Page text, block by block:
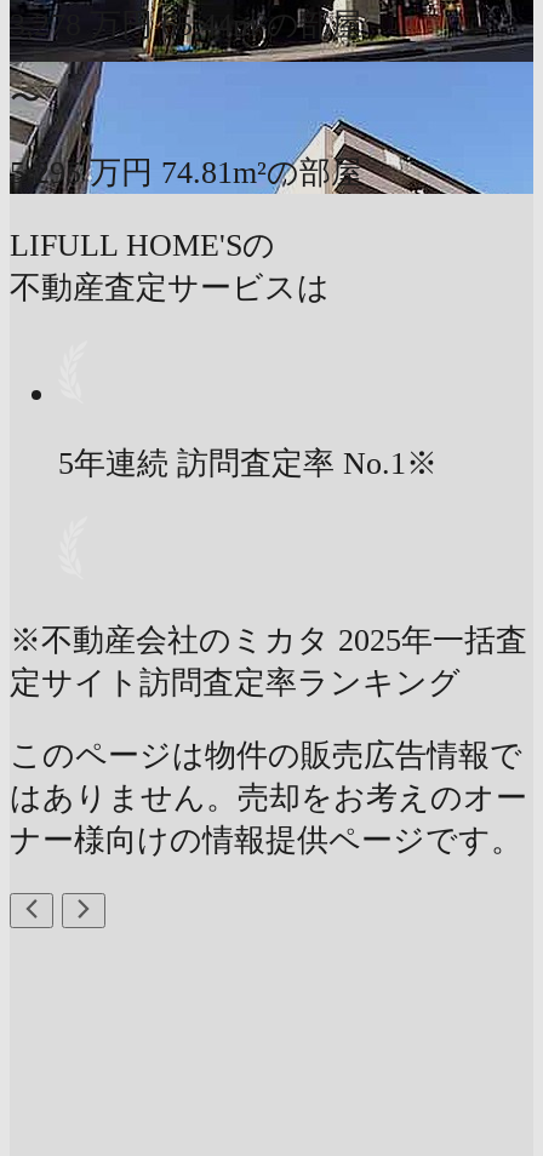
3,278 万円 65.44m²の部屋
〜
5,295 万円 74.81m²の部屋
LIFULL HOME'Sの
不動産査定サービスは
5年連続 訪問査定率 No.1※
※不動産会社のミカタ 2025年一括査
定サイト訪問査定率ランキング
このページは物件の販売広告情報で
はありません。売却をお考えのオー
ナー様向けの情報提供ページです。